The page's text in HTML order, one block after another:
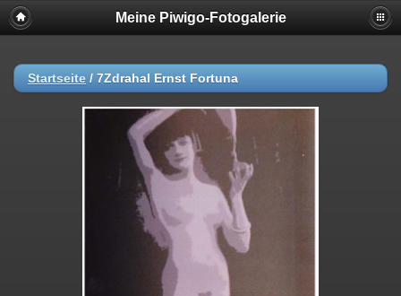
Meine Piwigo-Fotogalerie
Startseite / 7Zdrahal Ernst Fortuna